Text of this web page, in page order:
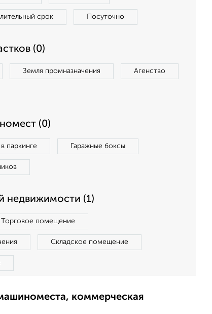
срок Посуточно
(0)
Земля промназначения Агенство
(0)
паркинге Гаражные боксы
недвижимости (1)
Торговое помещение
Складское помещение
коммерческая